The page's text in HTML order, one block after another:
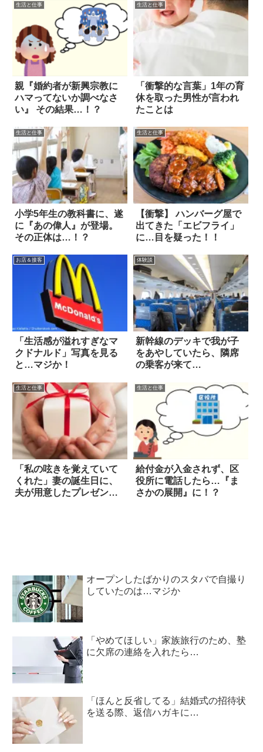
生活と仕事
親『婚約者が新興宗教に
ハマってないか調べなさ
い』 その結果…！？
生活と仕事
「衝撃的な言葉」1年の育
休を取った男性が言われ
たことは
生活と仕事
小学5年生の教科書に、遂
に『あの偉人』が登場。
その正体は…！？
生活と仕事
【衝撃】 ハンバーグ屋で
出てきた「エビフライ」
に…目を疑った！！
お店＆接客
「生活感が溢れすぎなマ
クドナルド」写真を見る
と…マジか！
体験談
新幹線のデッキで我が子
をあやしていたら、隣席
の乗客が来て…
生活と仕事
「私の呟きを覚えていて
くれた」妻の誕生日に、
夫が用意したプレゼント
生活と仕事
給付金が入金されず、区
役所に電話したら…『ま
さかの展開』に！？
オープンしたばかりのスタバで自撮り
していたのは…マジか
「やめてほしい」家族旅行のため、塾
に欠席の連絡を入れたら…
「ほんと反省してる」結婚式の招待状
を送る際、返信ハガキに…